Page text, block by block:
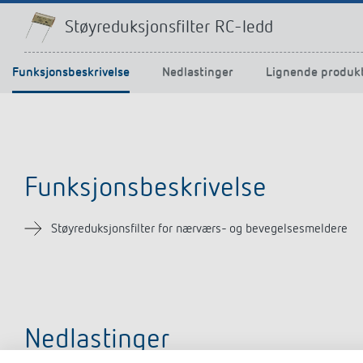
Støyreduksjonsfilter RC-ledd
Funksjonsbeskrivelse Nedlastinger Lignende
Funksjonsbeskrivelse
Støyreduksjonsfilter for nærværs- og bevegelsesmeldere
Nedlastinger